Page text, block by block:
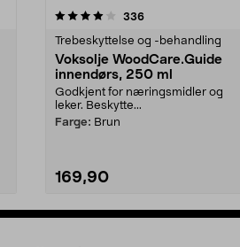
336anmeldelser
Trebeskyttelse og -behandling
Voksolje WoodCare.Guide
innendørs, 250 ml
Godkjent for næringsmidler og
leker. Beskytte...
Farge: Brun
169,90
4.0av 5 stjerner